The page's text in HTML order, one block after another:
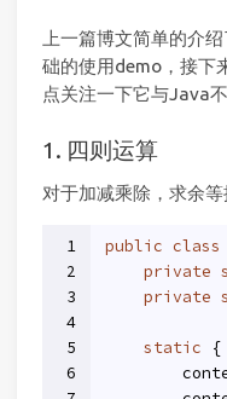
上一篇博文简单的介
础的使用demo，接下
点关注一下它与Java
1. 四则运算
对于加减乘除，求余
1
2
3
4
5
6
public class
private
private
static {